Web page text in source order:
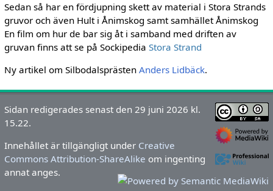
Sedan så har en fördjupning skett av material i Stora Strands
gruvor och även Hult i Ånimskog samt samhället Ånimskog
En film om hur de bar sig åt i samband med driften av
gruvan finns att se på Sockipedia Stora Strand
Ny artikel om Silbodalsprästen Anders Lidbäck.
Sidan redigerades senast den 29 juni 2026 kl.
15.22.
Innehållet är tillgängligt under Creative
Commons Attribution-ShareAlike om ingenting
annat anges.